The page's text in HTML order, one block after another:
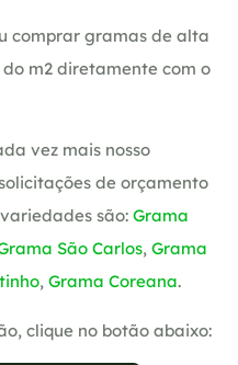
comprar gramas de alta
m2 diretamente com o
vez mais nosso
de orçamento
são: Grama
São Carlos, Grama
, Grama Coreana.
clique no botão abaixo: